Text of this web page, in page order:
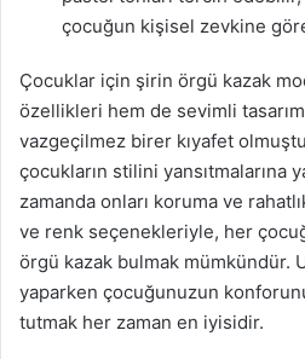
çocuğun kişisel zevkine
Çocuklar için şirin örgü kazak
özellikleri hem de sevimli
vazgeçilmez birer kıyafet
çocukların stilini yansıtmalarına
zamanda onları koruma ve
ve renk seçenekleriyle, her
örgü kazak bulmak mümkündür.
yaparken çocuğunuzun
tutmak her zaman en iyisidir.